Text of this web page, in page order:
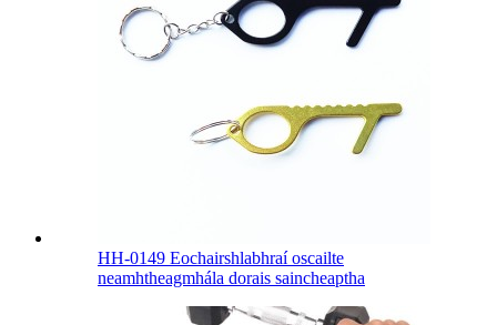
HH-0149 Eochairshlabhraí oscailte
neamhtheagmhála dorais saincheaptha